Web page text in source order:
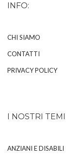
INFO:
CHI SIAMO
CONTATTI
PRIVACY POLICY
I NOSTRI TEMI
ANZIANI E DISABILI